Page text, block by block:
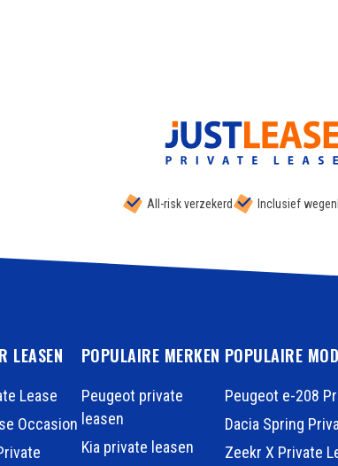
All-risk verzekerd Inclusief
LEASEN
Lease
Occasion
POPULAIRE MERKEN
Peugeot private
leasen
Kia private leasen
POPULAIRE
Peugeot e-208
Dacia Spring
Zeekr X Private